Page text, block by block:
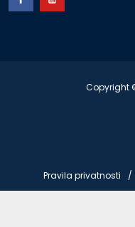
Copyright
Pravila privatnosti